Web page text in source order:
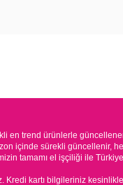
en trend ürünlerle
içinde sürekli güncellenir,
tamamı el işçiliği ile
kartı bilgileriniz